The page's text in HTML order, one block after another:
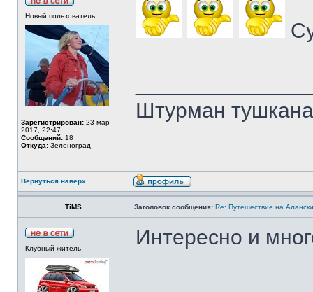
Новый пользователь
Зарегистрирован: 23 мар
2017, 22:47
Сообщений: 18
Откуда: Зеленоград
Штурман тушкана
Вернуться наверх
TiMS Заголовок сообщения: Re: Путешествие на
Клубный житель Интересно и